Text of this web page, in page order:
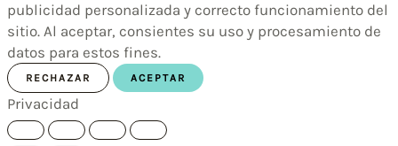
publicidad personalizada y correcto funcionamiento del
sitio. Al aceptar, consientes su uso y procesamiento de
datos para estos fines.
RECHAZAR ACEPTAR
Privacidad